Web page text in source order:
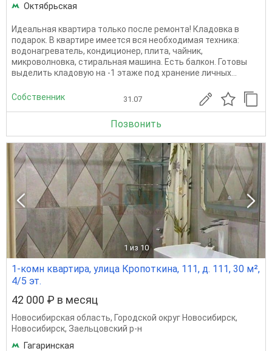
Октябрьская
Идеальная квартира только после ремонта! Кладовка в
подарок. В квартире имеется вся необходимая техника:
водонагреватель, кондиционер, плита, чайник,
микроволновка, стиральная машина. Есть балкон. Готовы
выделить кладовую на -1 этаже под хранение личных...
Собственник 31.07
Позвонить
1 из 10
1-комн квартира, улица Кропоткина, 111, д. 111, 30 м²,
4/5 эт.
42 000 ₽ в месяц
Новосибирская область, Городской округ Новосибирск,
Новосибирск, Заельцовский р-н
Гагаринская